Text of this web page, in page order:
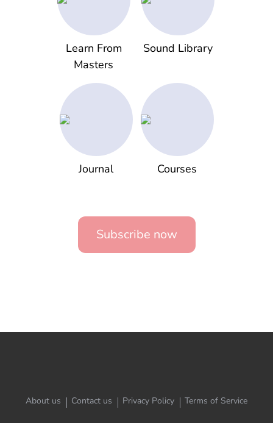
Learn From
Masters
Sound Library
Journal Courses
Subscribe now
About us Contact us Privacy Policy Terms of Service